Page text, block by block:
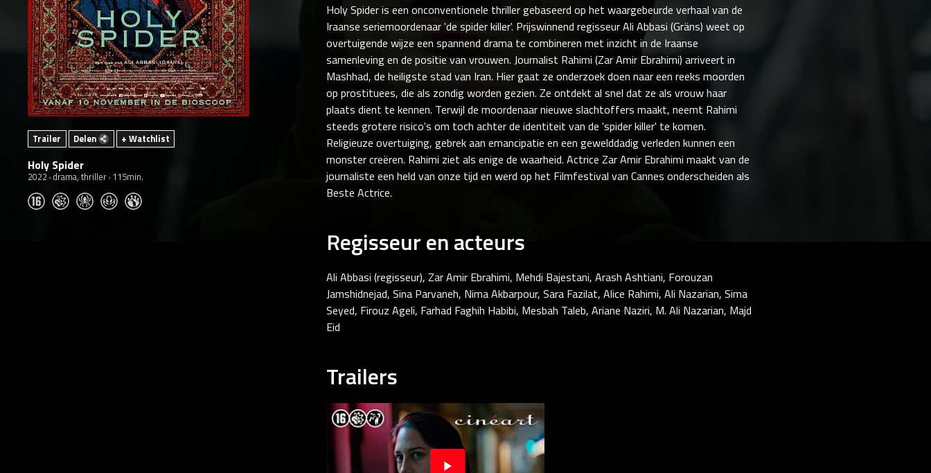
Trailer Delen + Watchlist
Holy Spider
2022 drama, thriller 115min.
Holy Spider is een onconventionele thriller gebaseerd op het waargebeurde verhaal van de
Iraanse seriemoordenaar 'de spider killer'. Prijswinnend regisseur Ali Abbasi (Gräns) weet op
overtuigende wijze een spannend drama te combineren met inzicht in de Iraanse
samenleving en de positie van vrouwen. Journalist Rahimi (Zar Amir Ebrahimi) arriveert in
Mashhad, de heiligste stad van Iran. Hier gaat ze onderzoek doen naar een reeks moorden
op prostituees, die als zondig worden gezien. Ze ontdekt al snel dat ze als vrouw haar
plaats dient te kennen. Terwijl de moordenaar nieuwe slachtoffers maakt, neemt Rahimi
steeds grotere risico's om toch achter de identiteit van de 'spider killer' te komen.
Religieuze overtuiging, gebrek aan emancipatie en een gewelddadig verleden kunnen een
monster creëren. Rahimi ziet als enige de waarheid. Actrice Zar Amir Ebrahimi maakt van de
journaliste een held van onze tijd en werd op het Filmfestival van Cannes onderscheiden als
Beste Actrice.
Regisseur en acteurs
Ali Abbasi (regisseur), Zar Amir Ebrahimi, Mehdi Bajestani, Arash Ashtiani, Forouzan
Jamshidnejad, Sina Parvaneh, Nima Akbarpour, Sara Fazilat, Alice Rahimi, Ali Nazarian, Sima
Seyed, Firouz Ageli, Farhad Faghih Habibi, Mesbah Taleb, Ariane Naziri, M. Ali Nazarian, Majd
Eid
Trailers